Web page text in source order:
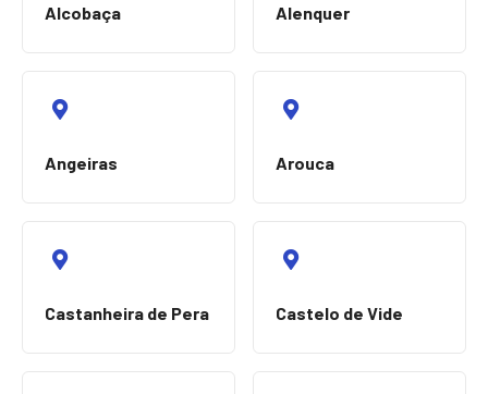
Alcobaça Alenquer
Angeiras Arouca
Castanheira de Pera Castelo de Vide